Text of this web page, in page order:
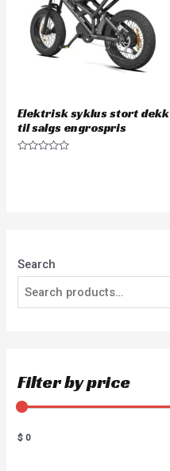
Search
Filter by price
$ 0
Elektrisk syklus stort dekk
til salgs engrospris